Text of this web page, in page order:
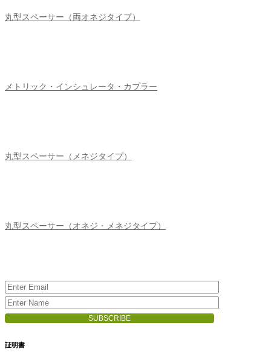
丸型スペーサー（両オネジタイプ）
メトリック・インシュレータ・カプラー
丸型スペーサー（メネジタイプ）
丸型スペーサー（オネジ・メネジタイプ）
証明書